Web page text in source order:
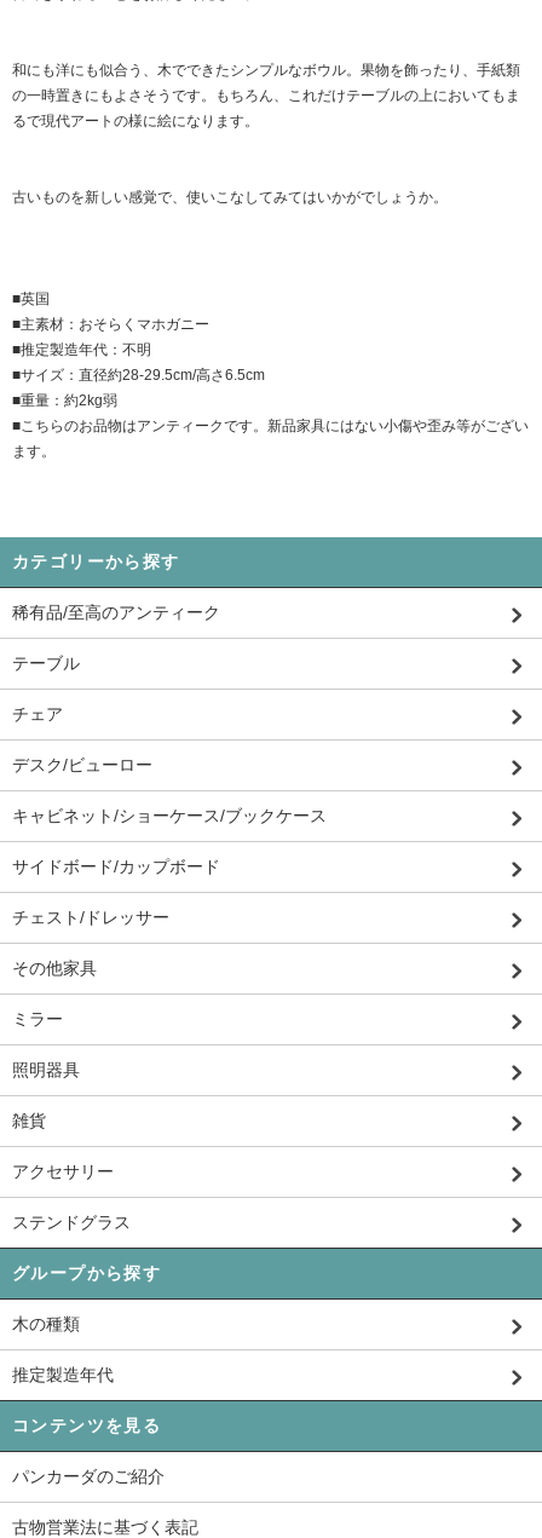
和にも洋にも似合う、木でできたシンプルなボウル。果物を飾ったり、手紙類
の一時置きにもよさそうです。もちろん、これだけテーブルの上においてもま
るで現代アートの様に絵になります。
古いものを新しい感覚で、使いこなしてみてはいかがでしょうか。
■英国
■主素材：おそらくマホガニー
■推定製造年代：不明
■サイズ：直径約28-29.5cm/高さ6.5cm
■重量：約2kg弱
■こちらのお品物はアンティークです。新品家具にはない小傷や歪み等がござい
ます。
カテゴリーから探す
稀有品/至高のアンティーク
テーブル
チェア
デスク/ビューロー
キャビネット/ショーケース/ブックケース
サイドボード/カップボード
チェスト/ドレッサー
その他家具
ミラー
照明器具
雑貨
アクセサリー
ステンドグラス
グループから探す
木の種類
推定製造年代
コンテンツを見る
パンカーダのご紹介
古物営業法に基づく表記